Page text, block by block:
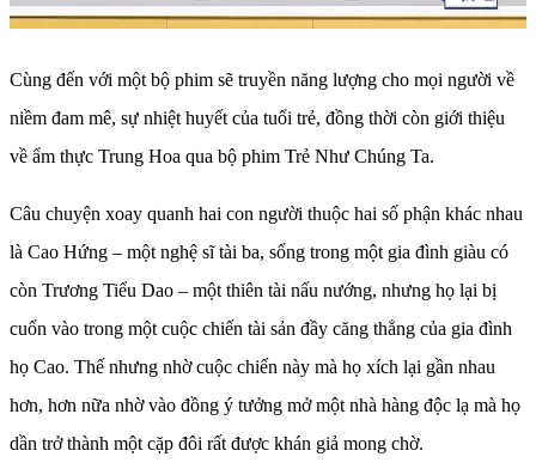
Cùng đến với một bộ phim sẽ truyền năng lượng cho mọi người về
niềm đam mê, sự nhiệt huyết của tuổi trẻ, đồng thời còn giới thiệu
về ẩm thực Trung Hoa qua bộ phim Trẻ Như Chúng Ta.
Câu chuyện xoay quanh hai con người thuộc hai số phận khác nhau
là Cao Hứng – một nghệ sĩ tài ba, sống trong một gia đình giàu có
còn Trương Tiểu Dao – một thiên tài nấu nướng, nhưng họ lại bị
cuốn vào trong một cuộc chiến tài sản đầy căng thẳng của gia đình
họ Cao. Thế nhưng nhờ cuộc chiến này mà họ xích lại gần nhau
hơn, hơn nữa nhờ vào đồng ý tưởng mở một nhà hàng độc lạ mà họ
dần trở thành một cặp đôi rất được khán giả mong chờ.